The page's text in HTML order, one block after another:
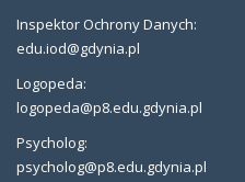
Inspektor Ochrony Danych:
edu.iod@gdynia.pl
Logopeda:
logopeda@p8.edu.gdynia.pl
Psycholog:
psycholog@p8.edu.gdynia.pl